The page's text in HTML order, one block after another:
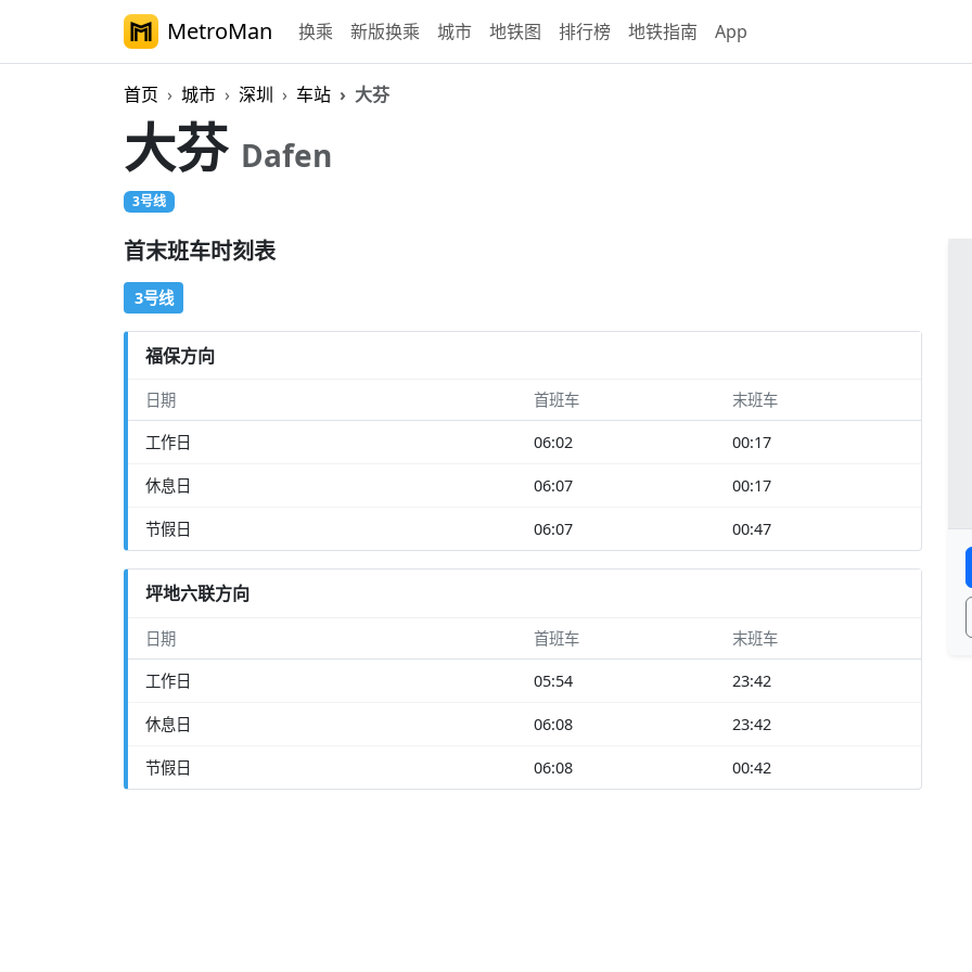
MetroMan 换乘 新版换乘 城市 地铁图 排行榜 地铁指南 App
首页 城市 深圳 车站 大芬
大芬 Dafen
3号线
首末班车时刻表
3号线
福保方向
日期 首班车 末班车
工作日 06:02 00:17
休息日 06:07 00:17
节假日 06:07 00:47
坪地六联方向
日期 首班车 末班车
工作日 05:54 23:42
休息日 06:08 23:42
节假日 06:08 00:42